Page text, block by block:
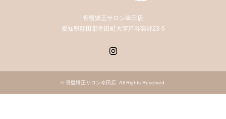
骨盤矯正サロン幸田店
愛知県額田郡幸田町大字芦谷蒲野23-6
© 骨盤矯正サロン幸田店. All Rights Reserved.